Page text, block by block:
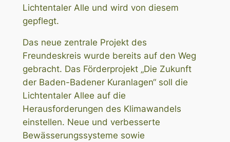
Lichtentaler Alle und wird von diesem
gepflegt.
Das neue zentrale Projekt des
Freundeskreis wurde bereits auf den Weg
gebracht. Das Förderprojekt „Die Zukunft
der Baden-Badener Kuranlagen“ soll die
Lichtentaler Allee auf die
Herausforderungen des Klimawandels
einstellen. Neue und verbesserte
Bewässerungssysteme sowie